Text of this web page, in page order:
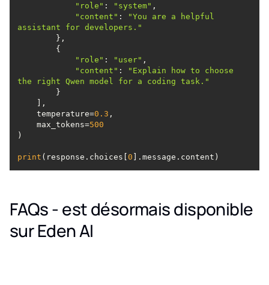
"role" : "system"
"content" :
"You are a helpful
assistant for developers."
"role" : "user"
"content" :
"Explain how to choose
the right Qwen model for a coding task."
    temperature=
0.3
    max_tokens=
500
print (response.choices[ 0
FAQs - est désormais disponible
sur Eden AI